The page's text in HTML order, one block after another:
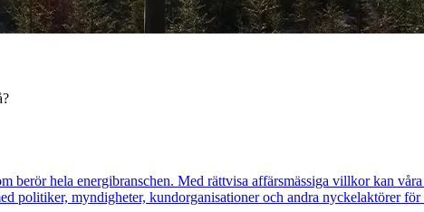
berör hela energibranschen. Med rättvisa affärsmässiga villkor kan
politiker, myndigheter, kundorganisationer och andra nyckelaktörer